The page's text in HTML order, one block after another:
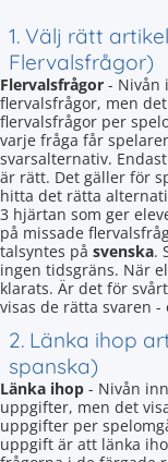
1. Välj rätt
Flervalsfrågor)
Flervalsfrågor - Nivån
flervalsfrågor, men
flervalsfrågor per
varje fråga får
svarsalternativ.
är rätt. Det gäller för
hitta det rätta
3 hjärtan som ger
på missade
talsyntes på svenska.
ingen tidsgräns. När
klarats. Är det för
visas de rätta svaren
2. Länka ihop
spanska)
Länka ihop - Nivån
uppgifter, men det
uppgifter per
uppgift är att länka